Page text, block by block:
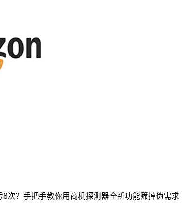
8次？手把手教你用商机探测器全新功能筛掉伪需求